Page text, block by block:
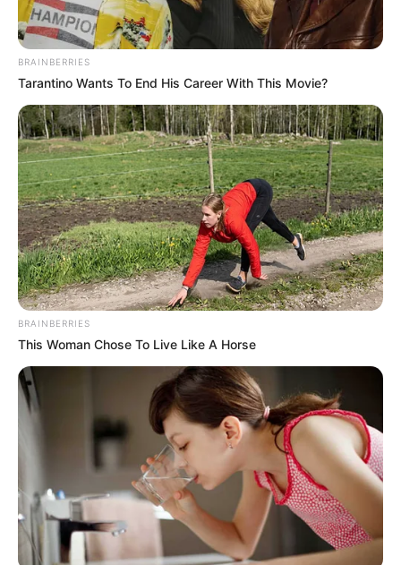
BRAINBERRIES
Tarantino Wants To End His Career With This Movie?
BRAINBERRIES
This Woman Chose To Live Like A Horse